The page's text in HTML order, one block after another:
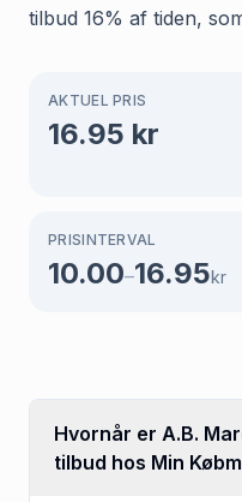
tilbud 16% af tiden,
AKTUEL PRIS
16.95 kr
PRISINTERVAL
10.00–16.95kr
Hvornår er A.B.
tilbud hos Min